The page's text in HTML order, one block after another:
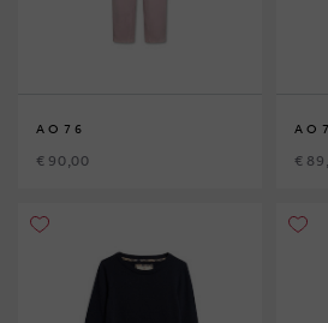
AO76
€ 90,00 €